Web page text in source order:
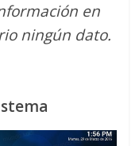
en
ningún dato.